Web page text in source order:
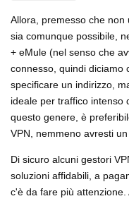
Allora, premesso che
sia comunque possibile,
+ eMule (nel senso che
connesso, quindi diciamo
specificare un indirizzo,
ideale per traffico intenso
questo genere, è
VPN, nemmeno avresti
Di sicuro alcuni gestori
soluzioni affidabili, a
c'è da fare più attenzione.